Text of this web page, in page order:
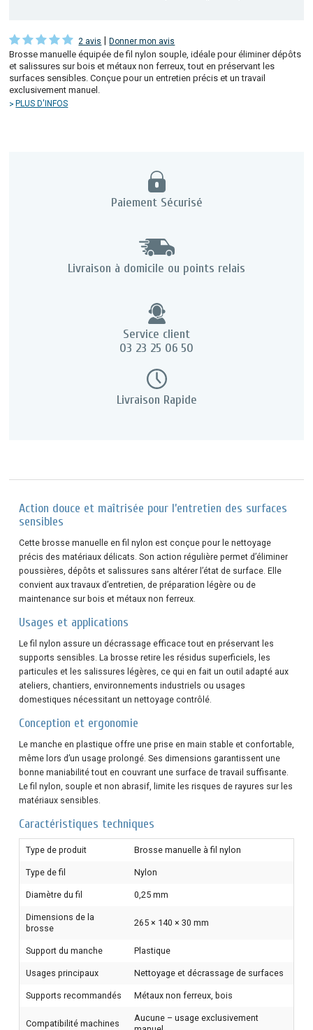
2 avis |Donner mon avis
Brosse manuelle équipée de fil nylon souple, idéale pour éliminer dépôts
et salissures sur bois et métaux non ferreux, tout en préservant les
surfaces sensibles. Conçue pour un entretien précis et un travail
exclusivement manuel.
PLUS D'INFOS
Paiement Sécurisé
Livraison à domicile ou points relais
Service client
03 23 25 06 50
Livraison Rapide
Action douce et maîtrisée pour l’entretien des surfaces
sensibles
Cette brosse manuelle en fil nylon est conçue pour le nettoyage
précis des matériaux délicats. Son action régulière permet d’éliminer
poussières, dépôts et salissures sans altérer l’état de surface. Elle
convient aux travaux d’entretien, de préparation légère ou de
maintenance sur bois et métaux non ferreux.
Usages et applications
Le fil nylon assure un décrassage efficace tout en préservant les
supports sensibles. La brosse retire les résidus superficiels, les
particules et les salissures légères, ce qui en fait un outil adapté aux
ateliers, chantiers, environnements industriels ou usages
domestiques nécessitant un nettoyage contrôlé.
Conception et ergonomie
Le manche en plastique offre une prise en main stable et confortable,
même lors d’un usage prolongé. Ses dimensions garantissent une
bonne maniabilité tout en couvrant une surface de travail suffisante.
Le fil nylon, souple et non abrasif, limite les risques de rayures sur les
matériaux sensibles.
Caractéristiques techniques
Type de produit Brosse manuelle à fil nylon
Type de fil Nylon
Diamètre du fil 0,25 mm
Dimensions de la
brosse
265 × 140 × 30 mm
Support du manche Plastique
Usages principaux Nettoyage et décrassage de surfaces
Supports recommandés Métaux non ferreux, bois
Compatibilité machines
Aucune – usage exclusivement